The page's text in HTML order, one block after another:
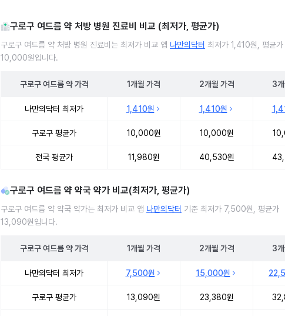
구로구 여드름 약 처방 병원 진료비 비교 (최저가, 평균가)
구로구 여드름 약 처방 병원 진료비는 최저가 비교 앱 나만의닥터 최저가 1,410원, 평균가
10,000원입니다.
구로구 여드름 약가격 1개월 가격 2개월 가격 3
나만의닥터 최저가 1,410원 1,410원
구로구 평균가 10,000원 10,000원
전국 평균가 11,980원 40,530원
구로구 여드름 약 약국 약가 비교(최저가, 평균가)
구로구 여드름 약 약국 약가는 최저가 비교 앱 나만의닥터 기준 최저가 7,500원, 평균가
13,090원입니다.
구로구 여드름 약가격 1개월 가격 2개월 가격 3
나만의닥터 최저가 7,500원 15,000원
구로구 평균가 13,090원 23,380원